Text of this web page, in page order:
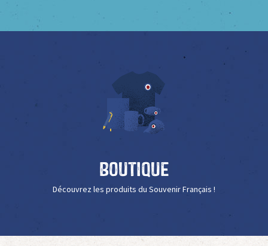
Boutique
Découvrez les produits du Souvenir Français !